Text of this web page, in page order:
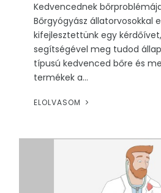
Kedvencednek
Bőrgyógyász állatorvosokkal
kifejlesztettünk egy
segítségével meg tudod
típusú kedvenced bőre és
termékek a...
ELOLVASOM